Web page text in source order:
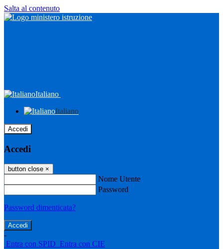
Salta al contenuto
Italiano
Italiano
Accedi
Accedi
button close ×
Nome Utente
Password
Password dimenticata?
-
Entra con SPID Entra con CIE